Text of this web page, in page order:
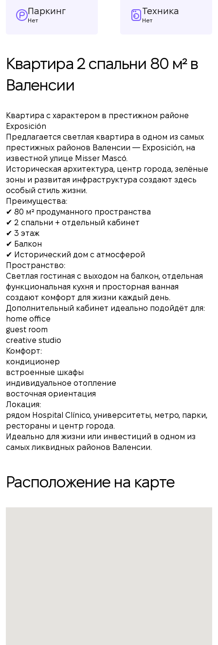
Паркинг
Нет
Техника
Нет
Квартира 2 спальни 80 м² в
Валенсии
Квартира с характером в престижном районе
Exposición
Предлагается светлая квартира в одном из самых
престижных районов Валенсии — Exposición, на
известной улице Misser Mascó.
Историческая архитектура, центр города, зелёные
зоны и развитая инфраструктура создают здесь
особый стиль жизни.
Преимущества:
✔ 80 м² продуманного пространства
✔ 2 спальни + отдельный кабинет
✔ 3 этаж
✔ Балкон
✔ Исторический дом с атмосферой
Пространство:
Светлая гостиная с выходом на балкон, отдельная
функциональная кухня и просторная ванная
создают комфорт для жизни каждый день.
Дополнительный кабинет идеально подойдёт для:
home office
guest room
creative studio
Комфорт:
кондиционер
встроенные шкафы
индивидуальное отопление
восточная ориентация
Локация:
рядом Hospital Clínico, университеты, метро, парки,
рестораны и центр города.
Идеально для жизни или инвестиций в одном из
самых ликвидных районов Валенсии.
Расположение на карте